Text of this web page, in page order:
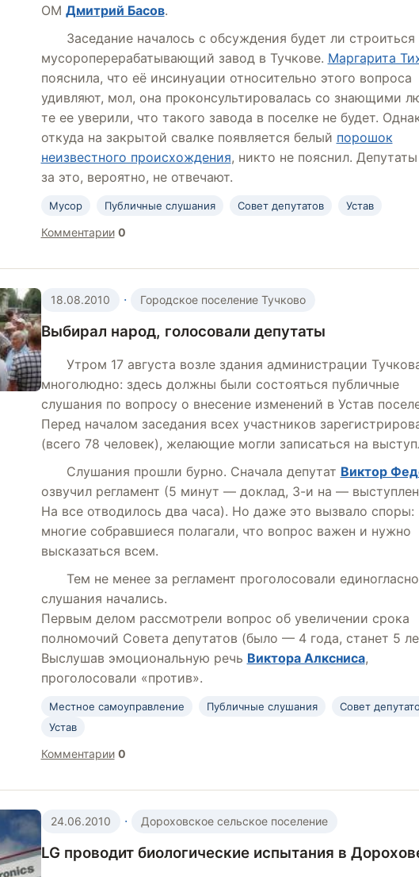
ОМ Дмитрий Басов.
Заседание началось с обсуждения будет ли строиться
мусороперерабатывающий завод в Тучкове. Маргарита
пояснила, что её инсинуации относительно этого вопроса
удивляют, мол, она проконсультировалась со знающими
те ее уверили, что такого завода в поселке не будет.
откуда на закрытой свалке появляется белый порошок
неизвестного происхождения, никто не пояснил. Депутаты
за это, вероятно, не отвечают.
Мусор Публичные слушания Совет депутатов Устав
Комментарии 0
18.08.2010 · Городское поселение Тучково
Выбирал народ, голосовали депутаты
Утром 17 августа возле здания администрации
многолюдно: здесь должны были состояться публичные
слушания по вопросу о внесение изменений в Устав
Перед началом заседания всех участников
(всего 78 человек), желающие могли записаться на
Слушания прошли бурно. Сначала депутат Виктор
озвучил регламент (5 минут — доклад, 3-и на —
На все отводилось два часа). Но даже это вызвало споры:
многие собравшиеся полагали, что вопрос важен и нужно
высказаться всем.
Тем не менее за регламент проголосовали
слушания начались.
Первым делом рассмотрели вопрос об увеличении срока
полномочий Совета депутатов (было — 4 года, станет 5
Выслушав эмоциональную речь Виктора Алксниса,
проголосовали «против».
Местное самоуправление Публичные слушания
Совет
Устав
Комментарии 0
24.06.2010 · Дороховское сельское поселение
LG проводит биологические испытания в